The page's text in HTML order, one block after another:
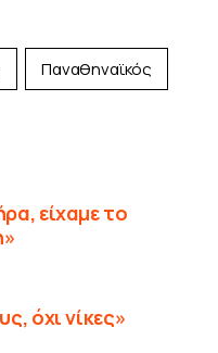
Παναθηναϊκός
είχαμε το
όχι νίκες»